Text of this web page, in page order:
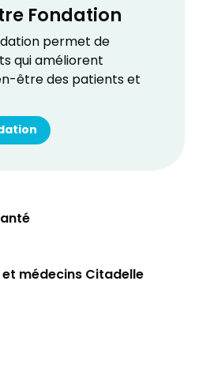
Fondation
permet de
qui améliorent
être des patients et
médecins Citadelle